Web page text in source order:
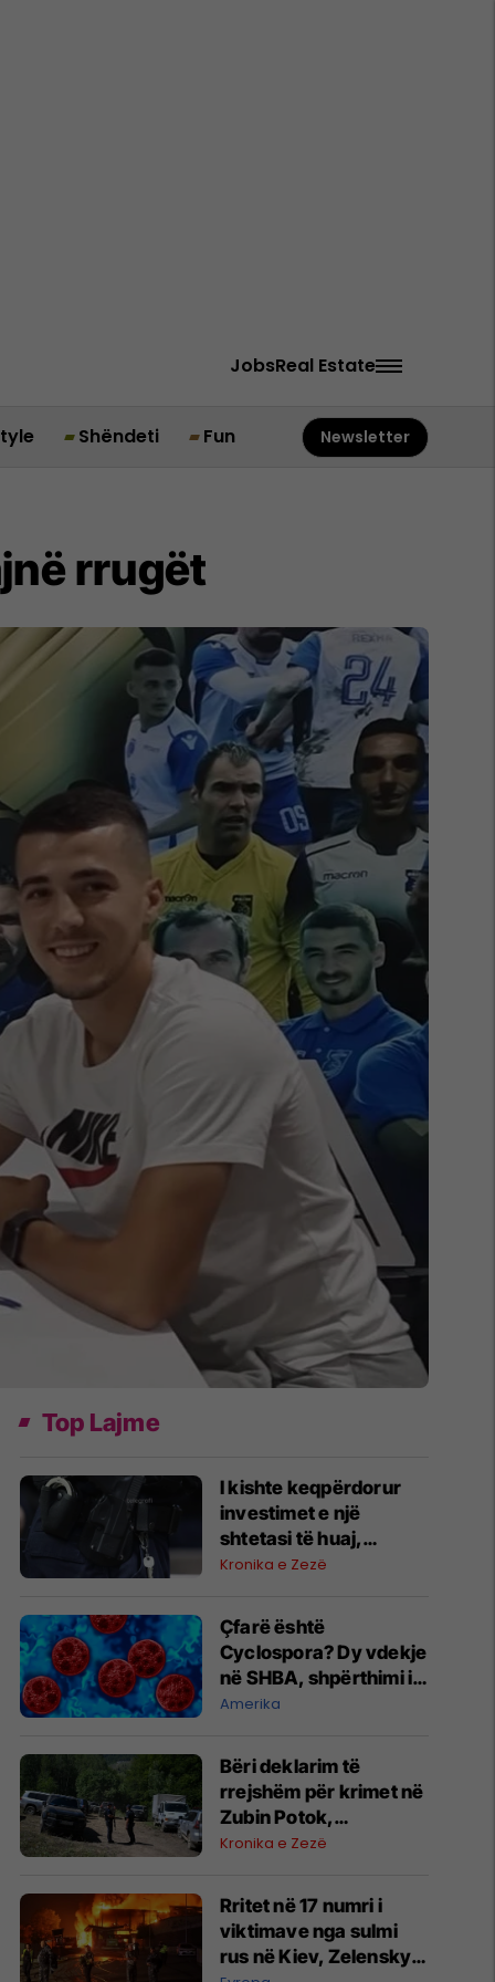
JobsReal Estate
Shëndeti Fun Newsletter
rrugët
Top Lajme
I kishte keqpërdorur
investimet e një
shtetasi të huaj,
arrestohet i dyshuari
Kronika e Zezë
Çfarë është
Cyclospora? Dy vdekje
në SHBA, shpërthimi i
sëmundjes e vë
Amerika
​Bëri deklarim të
rrejshëm për krimet në
Zubin Potok,
“dëshmitari” nga
Kronika e Zezë
Rritet në 17 numri i
viktimave nga sulmi
rus në Kiev, Zelensky